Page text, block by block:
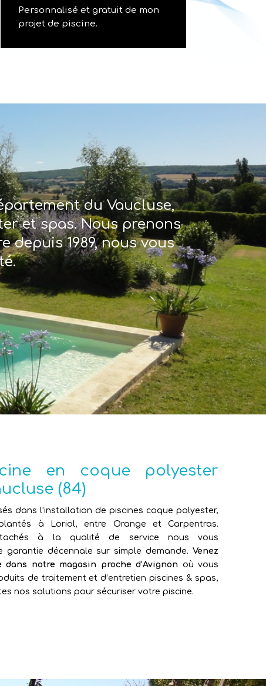
Personnalisé et gratuit de mon
projet de piscine.
du Vaucluse,
et spas. Nous prenons
depuis 1989, nous vous
en coque polyester
(84)
dans l’installation de piscines coque polyester,
à Loriol, entre Orange et Carpentras.
à la qualité de service nous vous
garantie décennale sur simple demande.Venez
notre magasin proche d’Avignon où vous
de traitement et d’entretien piscines & spas,
nos solutions pour sécuriser votre piscine.